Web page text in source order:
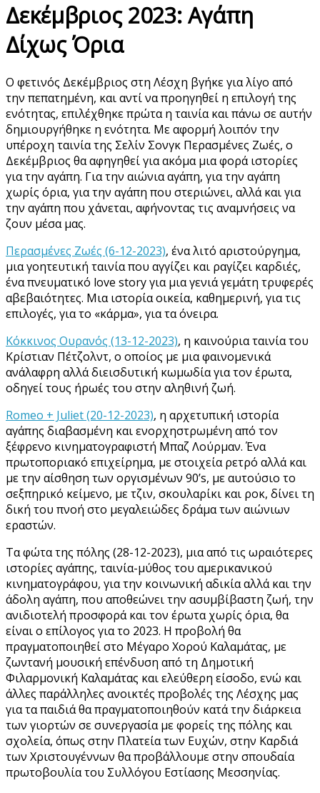
Δεκέμβριος 2023: Αγάπη
Δίχως Όρια
Ο φετινός Δεκέμβριος στη Λέσχη βγήκε για λίγο από
την πεπατημένη, και αντί να προηγηθεί η επιλογή της
ενότητας, επιλέχθηκε πρώτα η ταινία και πάνω σε αυτήν
δημιουργήθηκε η ενότητα. Με αφορμή λοιπόν την
υπέροχη ταινία της Σελίν Σονγκ Περασμένες Ζωές, ο
Δεκέμβριος θα αφηγηθεί για ακόμα μια φορά ιστορίες
για την αγάπη. Για την αιώνια αγάπη, για την αγάπη
χωρίς όρια, για την αγάπη που στεριώνει, αλλά και για
την αγάπη που χάνεται, αφήνοντας τις αναμνήσεις να
ζουν μέσα μας.
Περασμένες Ζωές (6-12-2023), ένα λιτό αριστούργημα,
μια γοητευτική ταινία που αγγίζει και ραγίζει καρδιές,
ένα πνευματικό love story για μια γενιά γεμάτη τρυφερές
αβεβαιότητες. Μια ιστορία οικεία, καθημερινή, για τις
επιλογές, για το «κάρμα», για τα όνειρα.
Κόκκινος Ουρανός (13-12-2023), η καινούρια ταινία του
Κρίστιαν Πέτζολντ, ο οποίος με μια φαινομενικά
ανάλαφρη αλλά διεισδυτική κωμωδία για τον έρωτα,
οδηγεί τους ήρωές του στην αληθινή ζωή.
Romeo + Juliet (20-12-2023), η αρχετυπική ιστορία
αγάπης διαβασμένη και ενορχηστρωμένη από τον
ξέφρενο κινηματογραφιστή Μπαζ Λούρμαν. Ένα
πρωτοποριακό επιχείρημα, με στοιχεία ρετρό αλλά και
με την αίσθηση των οργισμένων 90’s, με αυτούσιο το
σεξπηρικό κείμενο, με τζιν, σκουλαρίκι και ροκ, δίνει τη
δική του πνοή στο μεγαλειώδες δράμα των αιώνιων
εραστών.
Τα φώτα της πόλης (28-12-2023), μια από τις ωραιότερες
ιστορίες αγάπης, ταινία-μύθος του αμερικανικού
κινηματογράφου, για την κοινωνική αδικία αλλά και την
άδολη αγάπη, που αποθεώνει την ασυμβίβαστη ζωή, την
ανιδιοτελή προσφορά και τον έρωτα χωρίς όρια, θα
είναι ο επίλογος για το 2023. Η προβολή θα
πραγματοποιηθεί στο Μέγαρο Χορού Καλαμάτας, με
ζωντανή μουσική επένδυση από τη Δημοτική
Φιλαρμονική Καλαμάτας και ελεύθερη είσοδο, ενώ και
άλλες παράλληλες ανοικτές προβολές της Λέσχης μας
για τα παιδιά θα πραγματοποιηθούν κατά την διάρκεια
των γιορτών σε συνεργασία με φορείς της πόλης και
σχολεία, όπως στην Πλατεία των Ευχών, στην Καρδιά
των Χριστουγέννων θα προβάλλουμε στην σπουδαία
πρωτοβουλία του Συλλόγου Εστίασης Μεσσηνίας.